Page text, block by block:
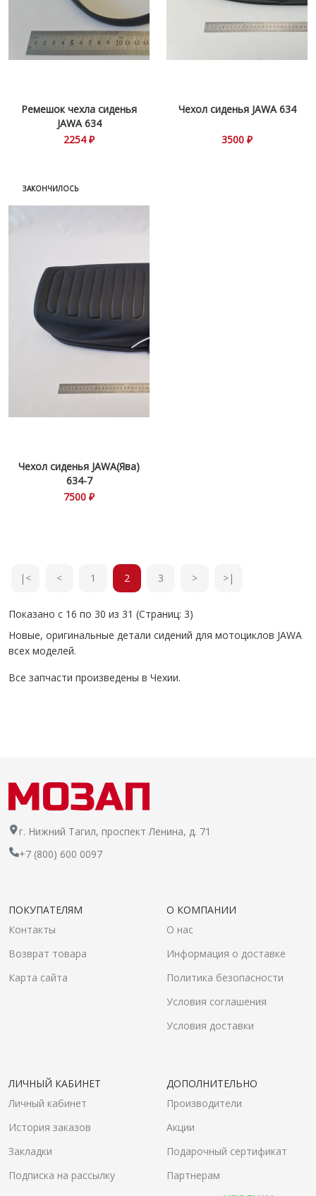
Ремешок чехла сиденья
JAWA 634
2254 ₽
Чехол сиденья JAWA 634
3500 ₽
ЗАКОНЧИЛОСЬ
Чехол сиденья JAWA(Ява)
634-7
7500 ₽
|< < 1 2 3 > >|
Показано с 16 по 30 из 31 (Страниц: 3)
Новые, оригинальные детали сидений для мотоциклов JAWA
всех моделей.
Все запчасти произведены в Чехии.
г. Нижний Тагил, проспект Ленина, д. 71
+7 (800) 600 0097
ПОКУПАТЕЛЯМ
Контакты
Возврат товара
Карта сайта
О КОМПАНИИ
О нас
Информация о доставке
Политика безопасности
Условия соглашения
Условия доставки
ЛИЧНЫЙ КАБИНЕТ
Личный кабинет
История заказов
Закладки
Подписка на рассылку
ДОПОЛНИТЕЛЬНО
Производители
Акции
Подарочный сертификат
Партнерам